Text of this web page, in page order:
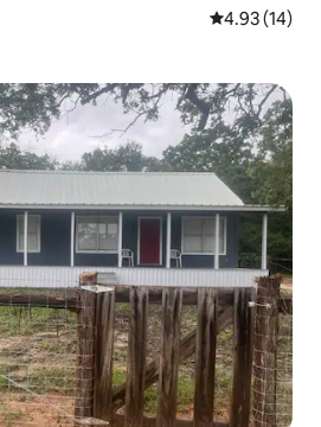
Calificación
4.93 (14)